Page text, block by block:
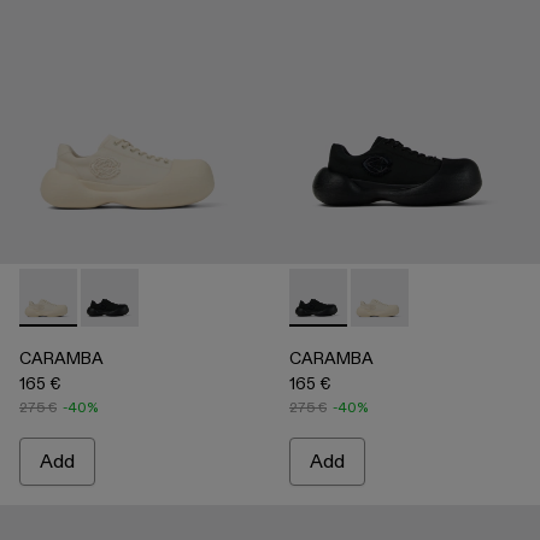
CARAMBA - A500051-002 - WHITE
CARAMBA - A500051-001 - BLACK
CARAMBA
165 €
275 € -40%
Add
CARAMBA - A500051-001 -
CARAMBA -
CARAMBA
165 €
275 € -40%
Add